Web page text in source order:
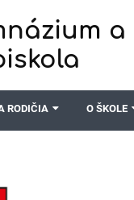
RODIČIA O ŠKOLE